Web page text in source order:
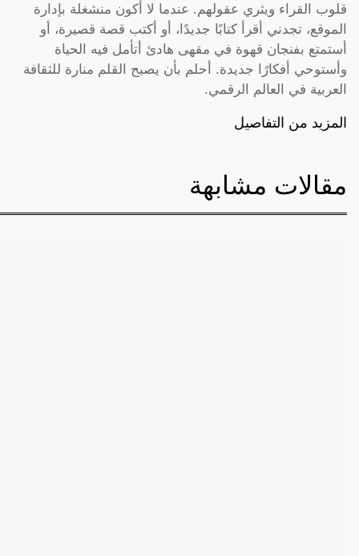
قلوب القراء ويثري عقولهم. عندما لا أكون منشغلة بإدارة
الموقع، تجدني أقرأ كتابًا جديدًا، أو أكتب قصة قصيرة، أو
أستمتع بفنجان قهوة في مقهى هادئ أتأمل فيه الحياة
وأستوحي أفكارًا جديدة. أحلم بأن يصبح القلم منارة للثقافة
العربية في العالم الرقمي.
المزيد من التفاصيل
مقالات مشابهة